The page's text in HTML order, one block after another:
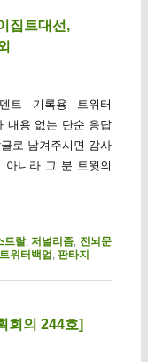
집트대선,
트 기록용 트위터
내용 없는 단순 응답
로 남겨주시면 감사
아니라 그 분 트윗의
트랄,저널리즘, 전뇌문
트위터백업 , 판타지
회의 244호]